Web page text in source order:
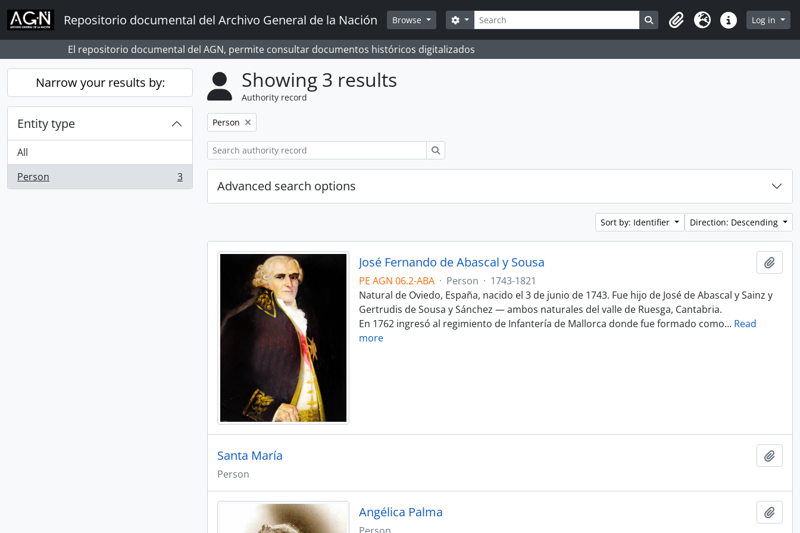
Skip to main content
Repositorio documental del Archivo General de la Nación Browse Search
Search options Search in browse page
ClipboardLanguageQuick linksLog in
El repositorio documental del AGN, permite consultar documentos históricos digitalizados
Narrow your results by:
Entity type
All
Person
, 3 results 3
Showing 3 results
Authority record
Remove filter:
Person
Advanced search options
Sort by: Identifier Direction: Descending
José Fernando de Abascal y Sousa
PE AGN 06.2-ABA · Person · 1743-1821
Natural de Oviedo, España, nacido el 3 de junio de 1743. Fue hijo de José de Abascal y Sainz y
Gertrudis de Sousa y Sánchez — ambos naturales del valle de Ruesga, Cantabria.
En 1762 ingresó al regimiento de Infantería de Mallorca donde fue formado como… Read
more
Santa María
Person
Angélica Palma